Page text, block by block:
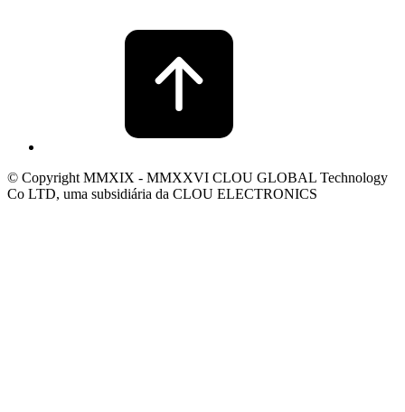
© Copyright MMXIX - MMXXVI CLOU GLOBAL Technology
Co LTD, uma subsidiária da CLOU ELECTRONICS